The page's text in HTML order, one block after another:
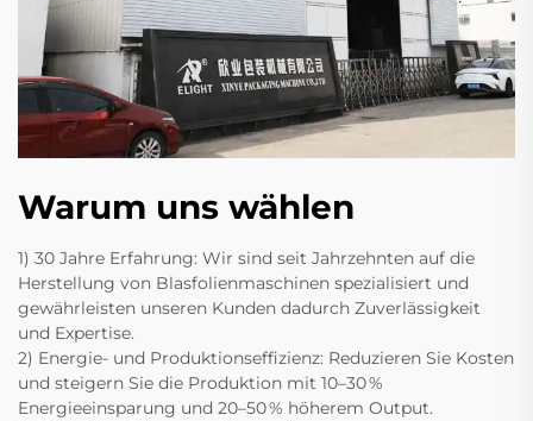
Warum uns wählen
1) 30 Jahre Erfahrung: Wir sind seit Jahrzehnten auf die
Herstellung von Blasfolienmaschinen spezialisiert und
gewährleisten unseren Kunden dadurch Zuverlässigkeit
und Expertise.
2) Energie- und Produktionseffizienz: Reduzieren Sie Kosten
und steigern Sie die Produktion mit 10–30 %
Energieeinsparung und 20–50 % höherem Output.